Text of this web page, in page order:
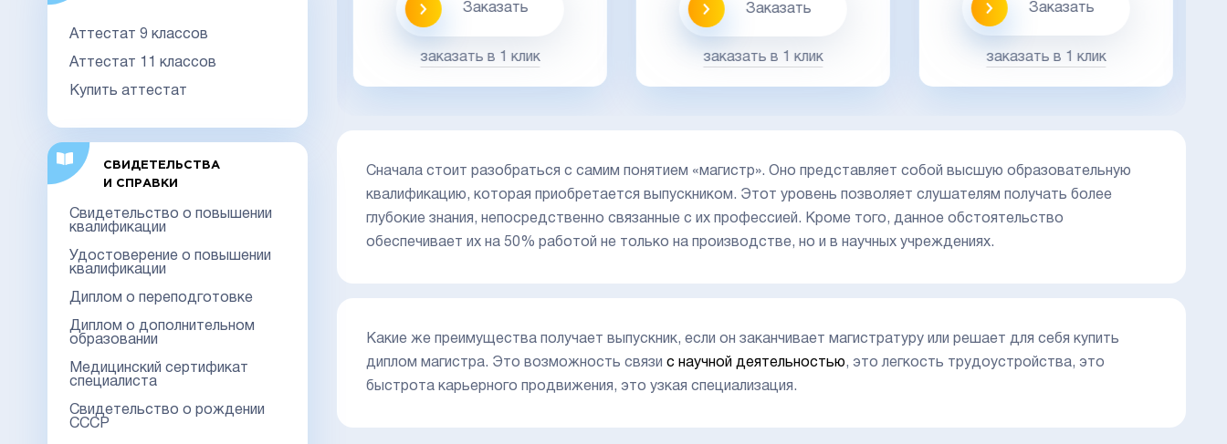
Аттестат 9 классов
Аттестат 11 классов
Купить аттестат
СВИДЕТЕЛЬСТВА
И СПРАВКИ
Свидетельство о повышении
квалификации
Удостоверение о повышении
квалификации
Диплом о переподготовке
Диплом о дополнительном
образовании
Медицинский сертификат
специалиста
Свидетельство о рождении
СССР
заказать в 1 клик
Заказать
заказать в 1 клик
Заказать
заказать в 1 клик
Заказать
заказать в 1 клик
Сначала стоит разобраться с самим понятием «магистр». Оно представляет собой высшую образовательную
квалификацию, которая приобретается выпускником. Этот уровень позволяет слушателям получать более
глубокие знания, непосредственно связанные с их профессией. Кроме того, данное обстоятельство
обеспечивает их на 50% работой не только на производстве, но и в научных учреждениях.
Какие же преимущества получает выпускник, если он заканчивает магистратуру или решает для себя купить
диплом магистра. Это возможность связис научной деятельностью, это легкость трудоустройства, это
быстрота карьерного продвижения, это узкая специализация.